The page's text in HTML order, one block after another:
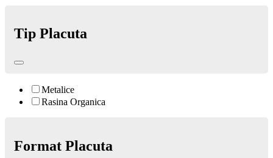
Tip Placuta
Metalice
Rasina Organica
Format Placuta